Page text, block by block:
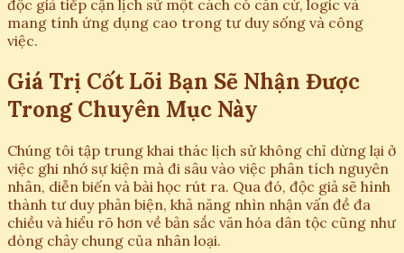
độc giả tiếp cận lịch sử một cách có căn cứ, logic và
mang tính ứng dụng cao trong tư duy sống và công
việc.
Giá Trị Cốt Lõi Bạn Sẽ Nhận Được
Trong Chuyên Mục Này
Chúng tôi tập trung khai thác lịch sử không chỉ dừng lại ở
việc ghi nhớ sự kiện mà đi sâu vào việc phân tích nguyên
nhân, diễn biến và bài học rút ra. Qua đó, độc giả sẽ hình
thành tư duy phản biện, khả năng nhìn nhận vấn đề đa
chiều và hiểu rõ hơn về bản sắc văn hóa dân tộc cũng như
dòng chảy chung của nhân loại.